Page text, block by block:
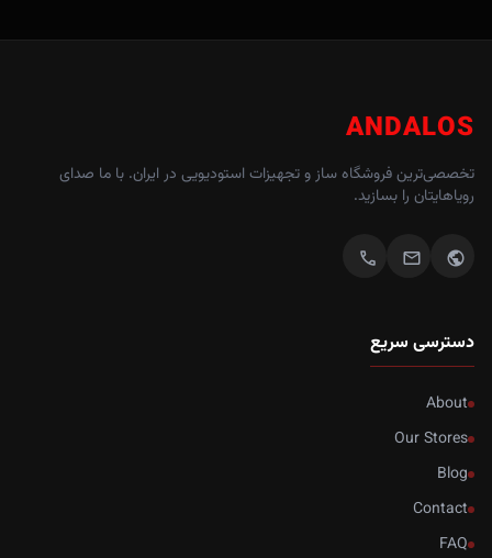
ANDALOS
تخصصی‌ترین فروشگاه ساز و تجهیزات استودیویی در ایران. با ما صدای
رویاهایتان را بسازید.
public
mail
call
دسترسی سریع
About
Our Stores
Blog
Contact
FAQ